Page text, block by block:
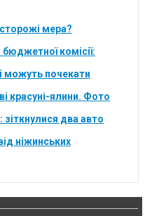
мера?
бюджетної комісії:
можуть почекати
красуні-ялини. Фото
зіткнулися два авто
ніжинських